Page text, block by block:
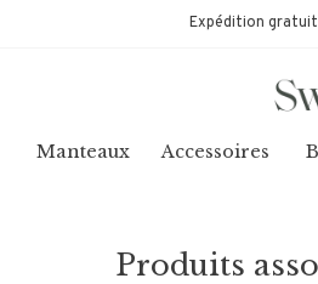
Expédition
Manteaux Accessoires
Produits